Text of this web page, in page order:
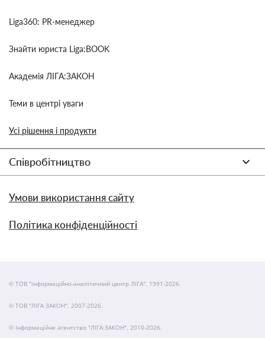
Liga360: PR-менеджер
Знайти юриста Liga:BOOK
Академія ЛІГА:ЗАКОН
Теми в центрі уваги
Усі рішення і продукти
Співробітництво
Умови використання сайту
Політика конфіденційності
© ТОВ "інформаційно-аналітичний центр ЛІГА", 1991-2026.
© ТОВ "ЛІГА ЗАКОН", 2007-2026.
© Інформаційне агентство "ЛІГА:ЗАКОН", 2010-2026.